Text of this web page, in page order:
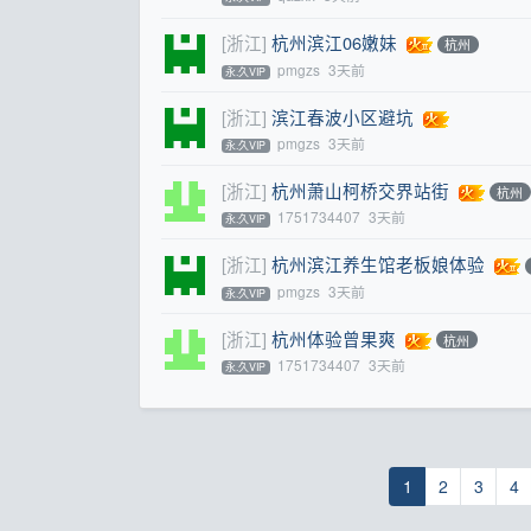
[浙江] 杭州滨江06嫩妹 杭州
永.久VIP pmgzs 3天前
[浙江] 滨江春波小区避坑
永.久VIP pmgzs 3天前
[浙江] 杭州萧山柯桥交界站街 杭州
永.久VIP 1751734407 3天前
[浙江] 杭州滨江养生馆老板娘体验
永.久VIP pmgzs 3天前
[浙江] 杭州体验曾果爽 杭州
永.久VIP 1751734407 3天前
1 2 3 4